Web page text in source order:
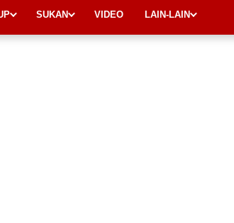
SUKAN VIDEO LAIN-LAIN